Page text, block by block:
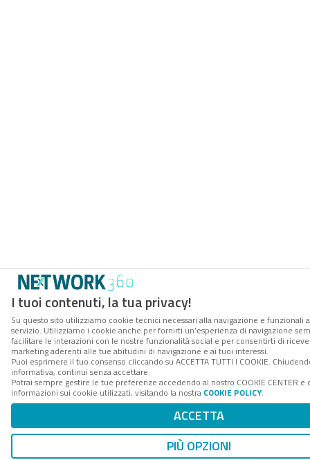
I tuoi contenuti, la tua privacy!
Su questo sito utilizziamo cookie tecnici necessari alla navigazione e funzionali
servizio. Utilizziamo i cookie anche per fornirti un’esperienza di navigazione
facilitare le interazioni con le nostre funzionalità social e per consentirti di
marketing aderenti alle tue abitudini di navigazione e ai tuoi interessi.
Puoi esprimere il tuo consenso cliccando su ACCETTA TUTTI I COOKIE.
informativa, continui senza accettare.
Potrai sempre gestire le tue preferenze accedendo al nostro COOKIE CENTER
informazioni sui cookie utilizzati, visitando la nostra COOKIE POLICY.
ACCETTA
PIÙ OPZIONI